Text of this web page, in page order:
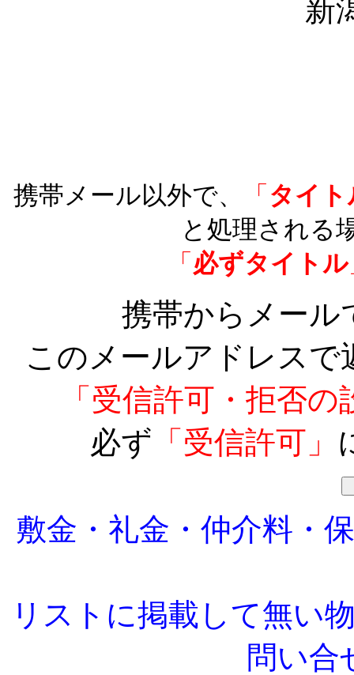
新
携帯メール以外で、 「 タイ
と処理される
「 必ずタイトル
携帯からメール
このメールアドレス
「受信許可・拒否の
必ず 「受信許可」
敷金・礼金・仲介料・
リストに掲載して無い
問い合